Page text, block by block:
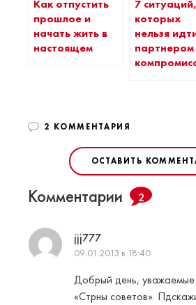
Как отпустить
прошлое и
начать жить в
настоящем
7
которых
нельзя
партнером
2 КОММЕНТАРИЯ
ОСТАВИТЬ
Комментарии 2
jjj777
09.01.2013 в 18:40
Добрый день, уважаемые
«Стрны советов».